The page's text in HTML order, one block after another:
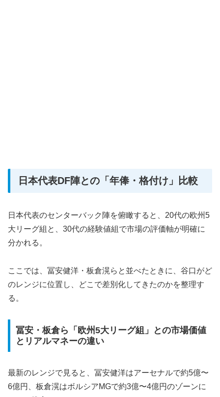
日本代表DF陣との「年俸・格付け」比較
日本代表のセンターバック陣を俯瞰すると、20代の欧州5
大リーグ組と、30代の経験値組で市場の評価軸が明確に
分かれる。
ここでは、冨安健洋・板倉滉らと並べたときに、谷口がど
のレンジに位置し、どこで差別化してきたのかを整理す
る。
冨安・板倉ら「欧州5大リーグ組」との市場価値
とリアルマネーの違い
最新のレンジで見ると、冨安健洋はアーセナルで約5億〜
6億円、板倉滉はボルシアMGで約3億〜4億円のゾーンに